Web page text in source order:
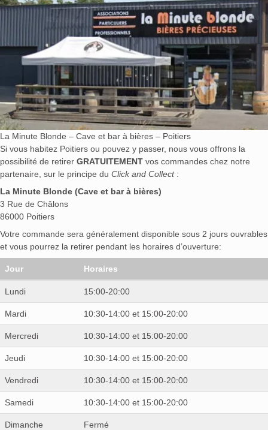
La Minute Blonde – Cave et bar à bières – Poitiers
Si vous habitez Poitiers ou pouvez y passer, nous vous offrons la
possibilité de retirer GRATUITEMENT vos commandes chez notre
partenaire, sur le principe du Click and Collect:
La Minute Blonde (Cave et bar à bières)
3 Rue de Châlons
86000 Poitiers
Votre commande sera généralement disponible sous 2 jours ouvrables
et vous pourrez la retirer pendant les horaires d’ouverture:
Jour Horaires
Lundi 15:00-20:00
Mardi 10:30-14:00 et 15:00-20:00
Mercredi 10:30-14:00 et 15:00-20:00
Jeudi 10:30-14:00 et 15:00-20:00
Vendredi 10:30-14:00 et 15:00-20:00
Samedi 10:30-14:00 et 15:00-20:00
Dimanche Fermé